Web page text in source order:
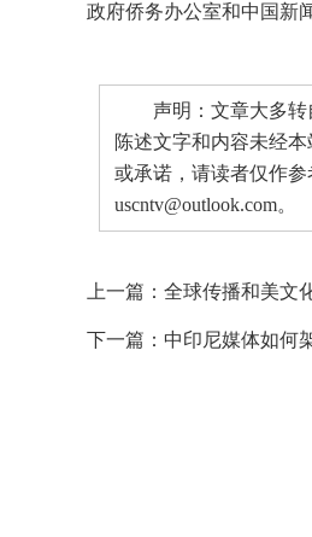
政府侨务办公室和中国新
声明：文章大多转自
陈述文字和内容未经
或承诺，请读者仅作
uscntv@outlook.com。
上一篇： 全球传播和美文
下一篇： 中印尼媒体如何